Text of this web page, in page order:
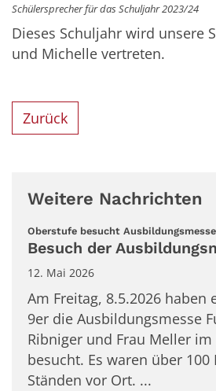
Schülersprecher für das Schuljahr 2023/24
Dieses Schuljahr wird unsere
und Michelle vertreten.
Zurück
Weitere Nachrichten
Oberstufe besucht Ausbildungsmesse:
Besuch der
12. Mai 2026
Am Freitag, 8.5.2026 haben
9er die Ausbildungsmesse
Ribniger und Frau Meller
besucht. Es waren über 100
Ständen vor Ort. ...